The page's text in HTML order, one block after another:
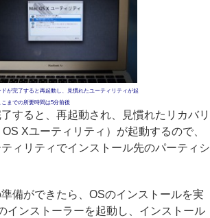
ドが完了すると再起動し、見慣れたユーティリティが起
こまでの所要時間は5分前後
すると、再起動され、見慣れたリカバリ
Xユーティリティ）が起動するので、
ィリティでインストール先のパーティシ
備ができたら、OSのインストールを実
インストーラーを起動し、インストール